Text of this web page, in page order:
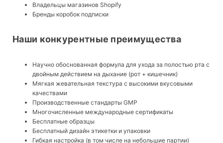
Владельцы магазинов Shopify
Бренды коробок подписки
Наши конкурентные преимущества
Научно обоснованная формула для ухода за полостью рта с
двойным действием на дыхание (рот + кишечник)
Мягкая жевательная текстура с высокими вкусовыми
качествами
Производственные стандарты GMP
Многочисленные международные сертификаты
Бесплатные образцы
Бесплатный дизайн этикетки и упаковки
Гибкая настройка (в том числе на небольшие партии)